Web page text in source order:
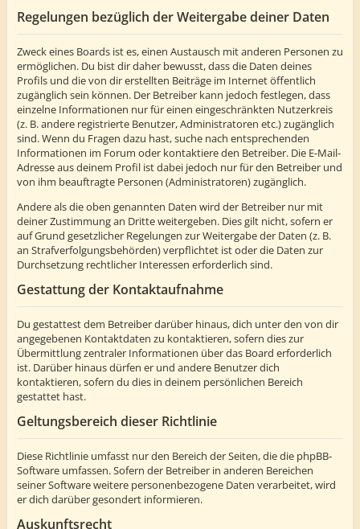
Regelungen bezüglich der Weitergabe deiner Daten
Zweck eines Boards ist es, einen Austausch mit anderen Personen zu
ermöglichen. Du bist dir daher bewusst, dass die Daten deines
Profils und die von dir erstellten Beiträge im Internet öffentlich
zugänglich sein können. Der Betreiber kann jedoch festlegen, dass
einzelne Informationen nur für einen eingeschränkten Nutzerkreis
(z. B. andere registrierte Benutzer, Administratoren etc.) zugänglich
sind. Wenn du Fragen dazu hast, suche nach entsprechenden
Informationen im Forum oder kontaktiere den Betreiber. Die E-Mail-
Adresse aus deinem Profil ist dabei jedoch nur für den Betreiber und
von ihm beauftragte Personen (Administratoren) zugänglich.
Andere als die oben genannten Daten wird der Betreiber nur mit
deiner Zustimmung an Dritte weitergeben. Dies gilt nicht, sofern er
auf Grund gesetzlicher Regelungen zur Weitergabe der Daten (z. B.
an Strafverfolgungsbehörden) verpflichtet ist oder die Daten zur
Durchsetzung rechtlicher Interessen erforderlich sind.
Gestattung der Kontaktaufnahme
Du gestattest dem Betreiber darüber hinaus, dich unter den von dir
angegebenen Kontaktdaten zu kontaktieren, sofern dies zur
Übermittlung zentraler Informationen über das Board erforderlich
ist. Darüber hinaus dürfen er und andere Benutzer dich
kontaktieren, sofern du dies in deinem persönlichen Bereich
gestattet hast.
Geltungsbereich dieser Richtlinie
Diese Richtlinie umfasst nur den Bereich der Seiten, die die phpBB-
Software umfassen. Sofern der Betreiber in anderen Bereichen
seiner Software weitere personenbezogene Daten verarbeitet, wird
er dich darüber gesondert informieren.
Auskunftsrecht